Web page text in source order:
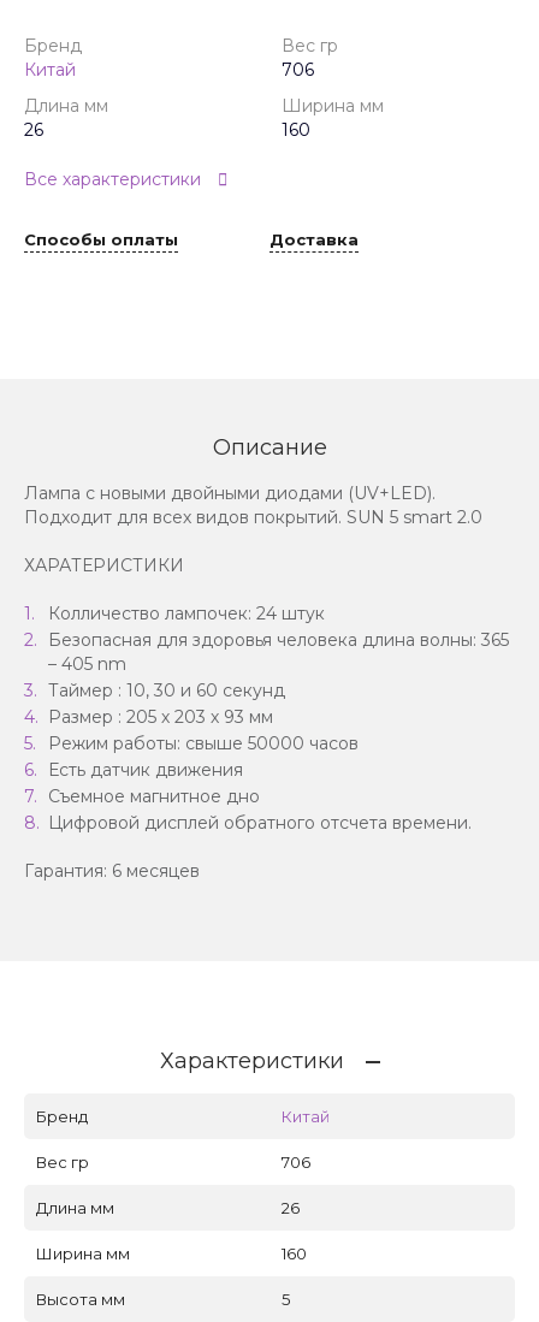
Бренд
Китай
Вес гр
706
Длина мм
26
Ширина мм
160
Все характеристики
Способы оплаты Доставка
Описание
Лампа с новыми двойными диодами (UV+LED).
Подходит для всех видов покрытий. SUN 5 smart 2.0
ХАРАТЕРИСТИКИ
Колличество лампочек: 24 штук
Безопасная для здоровья человека длина волны: 365
– 405 nm
Таймер : 10, 30 и 60 секунд
Размер : 205 х 203 х 93 мм
Режим работы: свыше 50000 часов
Есть датчик движения
Съемное магнитное дно
Цифровой дисплей обратного отсчета времени.
Гарантия: 6 месяцев
Характеристики
Бренд Китай
Вес гр 706
Длина мм 26
Ширина мм 160
Высота мм 5